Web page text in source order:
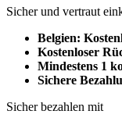
Sicher und vertraut
Belgien:
Kostenloser
Mindestens 1
Sichere
Sicher bezahlen mit